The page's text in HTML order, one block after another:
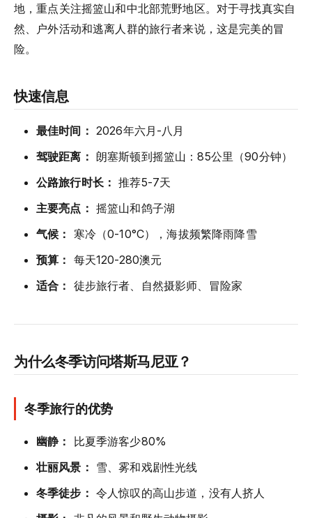
地，重点关注摇篮山和中北部荒野地区。对于寻找真实自
然、户外活动和逃离人群的旅行者来说，这是完美的冒
险。
快速信息
最佳时间： 2026年六月-八月
驾驶距离： 朗塞斯顿到摇篮山：85公里（90分钟）
公路旅行时长： 推荐5-7天
主要亮点： 摇篮山和鸽子湖
气候：
寒冷（0-10°C），海拔频繁降雨降雪
预算： 每天120-280澳元
适合： 徒步旅行者、自然摄影师、冒险家
为什么冬季访问塔斯马尼亚？
冬季旅行的优势
幽静：
比夏季游客少80%
壮丽风景： 雪、雾和戏剧性光线
冬季徒步： 令人惊叹的高山步道，没有人挤人